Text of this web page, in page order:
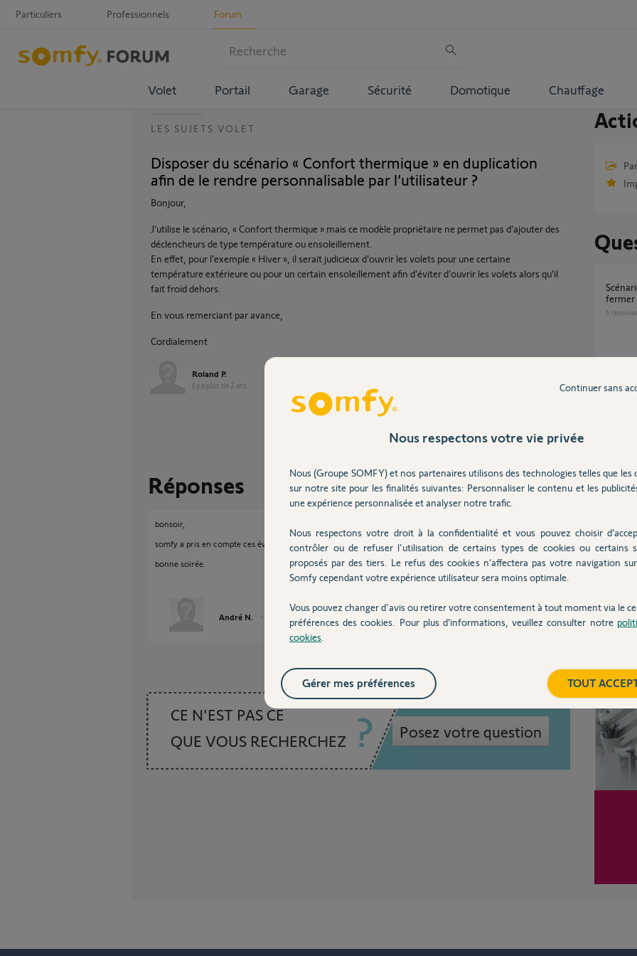
Particuliers Professionnels Forum
Volet Portail Garage Sécurité Domotique Chauffage
LES SUJETS VOLET
Disposer du scénario « Confort thermique » en duplication
afin de le rendre personnalisable par l’utilisateur ?
Bonjour,
J’utilise le scénario, « Confort thermique » mais ce modèle propriétaire ne permet pas d’ajouter des
déclencheurs de type température ou ensoleillement.
En effet, pour l’exemple « Hiver », il serait judicieux d’ouvrir les volets pour une certaine
température extérieure ou pour un certain ensoleillement afin d’éviter d’ouvrir les volets alors qu’il
fait froid dehors.
En vous remerciant par avance,
Cordialement
Roland P.
il y a plus de 2 ans
Réponses
bonsoir,
somfy a pris en compte ces évolutions.
bonne soirée.
André N. il y a plus de 2 ans
CE N'EST PAS CE
QUE VOUS RECHERCHEZ
Posez votre question
Scénario confort thermique mode été :
fermer
5 réponses
51
Pilotage PAC Atlantic deux zones ne
Equipements de Chauffage plus reconnu
depuis
Nous respectons votre vie privée
Nous (Groupe SOMFY) et nos partenaires utilisons des technologies telles que les
sur notre site pour les finalités suivantes: Personnaliser le contenu et les
une expérience personnalisée et analyser notre trafic.
Nous respectons votre droit à la confidentialité et vous pouvez choisir
contrôler ou de refuser l'utilisation de certains types de cookies ou certains
proposés par des tiers. Le refus des cookies n’affectera pas votre navigation
Somfy cependant votre expérience utilisateur sera moins optimale.
Vous pouvez changer d'avis ou retirer votre consentement à tout moment via le
préférences des cookies. Pour plus d’informations, veuillez consulter notre
cookies
Continuer sans
TOUT
Gérer mes préférences